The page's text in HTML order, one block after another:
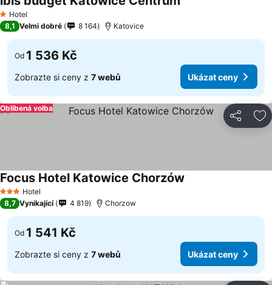
1 Počet hvězdiček
Hotel
8,1 Velmi dobré 8 164 Katovice
Od 1 536 Kč
Zobrazte si ceny z 7 webů Ukázat ceny
Sdílet
Oblíbená volba
3 Počet hvězdiček
Hotel
Focus Hotel Katowice Chorzów
8,7 Vynikající 4 819 Chorzow
Od 1 541 Kč
Zobrazte si ceny z 7 webů Ukázat ceny